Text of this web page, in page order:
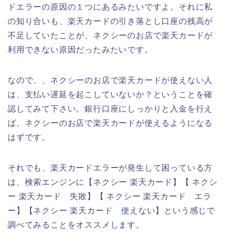
ドエラーの原因の１つにあるみたいですよ。それに私
の知り合いも、楽天カードの引き落とし口座の残高が
不足していたことが、ネクシーのお店で楽天カードが
利用できない原因だったみたいです。
なので、、ネクシーのお店で楽天カードが使えない人
は、支払い遅延を起こしていないか？ということを確
認してみて下さい。銀行口座にしっかりと入金を行え
ば、ネクシーのお店で楽天カードが使えるようになる
はずです。
それでも、楽天カードエラーが発生して困っている方
は、検索エンジンに【ネクシー 楽天カード】【 ネクシ
ー 楽天カード 失敗】【 ネクシー 楽天カード エラ
ー】【ネクシー 楽天カード 使えない】という感じで
調べてみることをオススメします。